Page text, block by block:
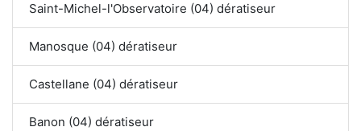
Saint-Michel-l'Observatoire (04) dératiseur
Manosque (04) dératiseur
Castellane (04) dératiseur
Banon (04) dératiseur